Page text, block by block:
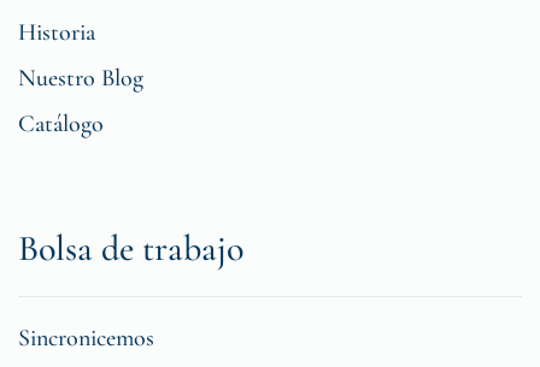
Historia
Nuestro Blog
Catálogo
Bolsa de trabajo
Sincronicemos